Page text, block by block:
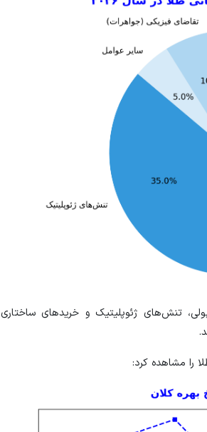
تنش‌های ژئوپلیتیک و خرید‌های ساختاری
را مشاهده کرد: